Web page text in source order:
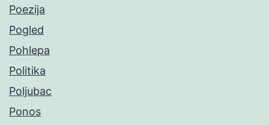
Poezija
Pogled
Pohlepa
Politika
Poljubac
Ponos